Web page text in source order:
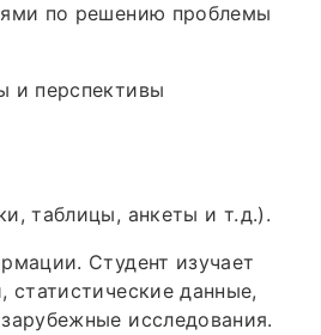
по решению проблемы
и перспективы
таблицы, анкеты и т. д.).
Студент изучает
статистические данные,
исследования.